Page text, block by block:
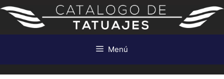
Saltar
contenido
Menú